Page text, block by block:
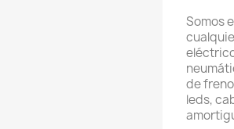
Somos
de
leds,